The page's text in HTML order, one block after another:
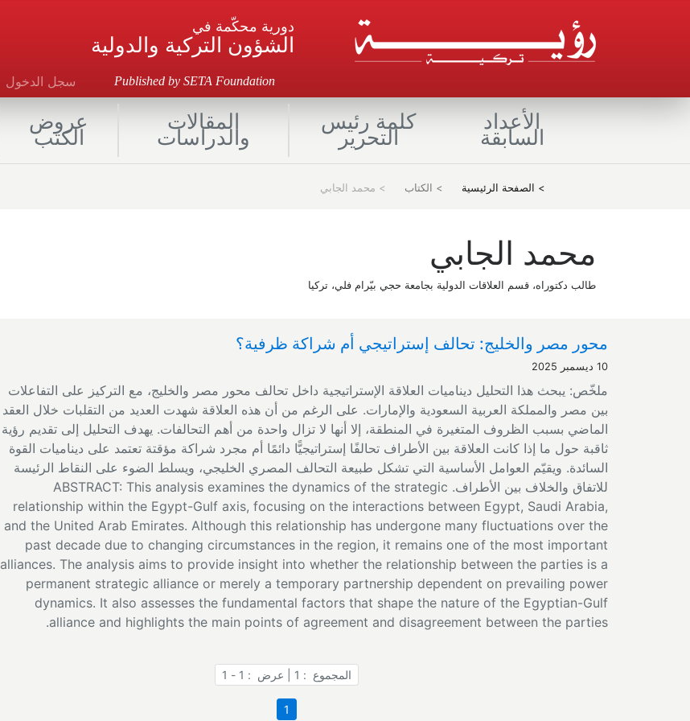
دورية محكّمة في
الشؤون التركية والدولية
Published by SETA Foundation سجل الدخول
الأعداد
السابقة
كلمة رئيس
التحرير
المقالات
والدراسات
عروض
الكتب
> الصفحة الرئيسية > الكتاب > محمد الجابي
محمد الجابي
طالب دكتوراه، قسم العلاقات الدولية بجامعة حجي بيّرام فلي، تركيا
محور مصر والخليج: تحالف إستراتيجي أم شراكة ظرفية؟
10 ديسمبر 2025
ملخّص: يبحث هذا التحليل ديناميات العلاقة الإستراتيجية داخل تحالف محور مصر والخليج، مع التركيز على التفاعلات
بين مصر والمملكة العربية السعودية والإمارات. على الرغم من أن هذه العلاقة شهدت العديد من التقلبات خلال العقد
الماضي بسبب الظروف المتغيرة في المنطقة، إلا أنها لا تزال واحدة من أهم التحالفات. يهدف التحليل إلى تقديم رؤية
ثاقبة حول ما إذا كانت العلاقة بين الأطراف تحالفًا إستراتيجيًّا دائمًا أم مجرد شراكة مؤقتة تعتمد على ديناميات القوة
السائدة. ويقيّم العوامل الأساسية التي تشكل طبيعة التحالف المصري الخليجي، ويسلط الضوء على النقاط الرئيسة
للاتفاق والخلاف بين الأطراف. ABSTRACT: This analysis examines the dynamics of the strategic
relationship within the Egypt-Gulf axis, focusing on the interactions between Egypt, Saudi Arabia,
and the United Arab Emirates. Although this relationship has undergone many fluctuations over the
past decade due to changing circumstances in the region, it remains one of the most important
alliances. The analysis aims to provide insight into whether the relationship between the parties is a
permanent strategic alliance or merely a temporary partnership dependent on prevailing power
dynamics. It also assesses the fundamental factors that shape the nature of the Egyptian-Gulf
alliance and highlights the main points of agreement and disagreement between the parties.
المجموع : 1 | عرض : 1 - 1
1